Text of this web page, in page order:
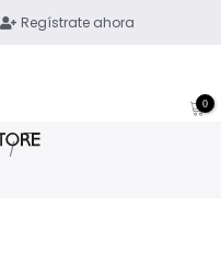
Regístrate ahora
0
/